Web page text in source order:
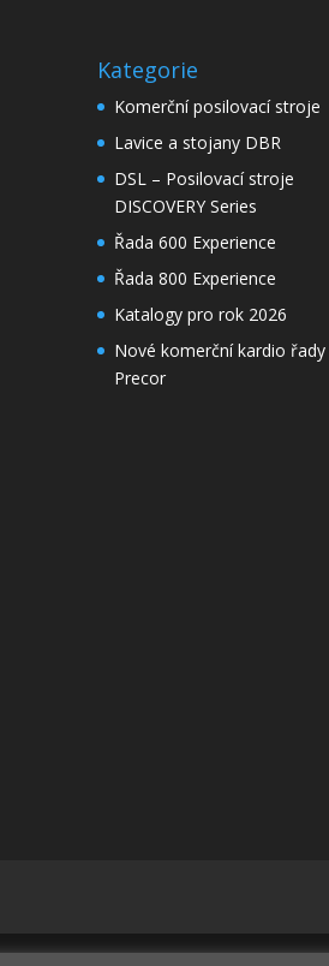
Kategorie
Komerční posilovací stroje
Lavice a stojany DBR
DSL – Posilovací stroje
DISCOVERY Series
Řada 600 Experience
Řada 800 Experience
Katalogy pro rok 2026
Nové komerční kardio řady
Precor